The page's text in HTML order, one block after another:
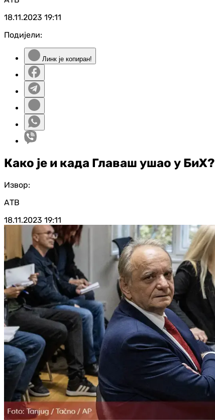
18.11.2023 19:11
Подијели:
Линк је копиран!
Како је и када Главаш ушао у БиХ?
Извор:
АТВ
18.11.2023 19:11